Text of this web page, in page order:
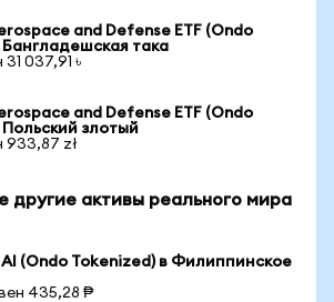
and Defense ETF (Ondo
така
037,91 ৳
and Defense ETF (Ondo
злотый
933,87 zł
другие активы реального мира
AI (Ondo Tokenized) в Филиппинское
435,28 ₱